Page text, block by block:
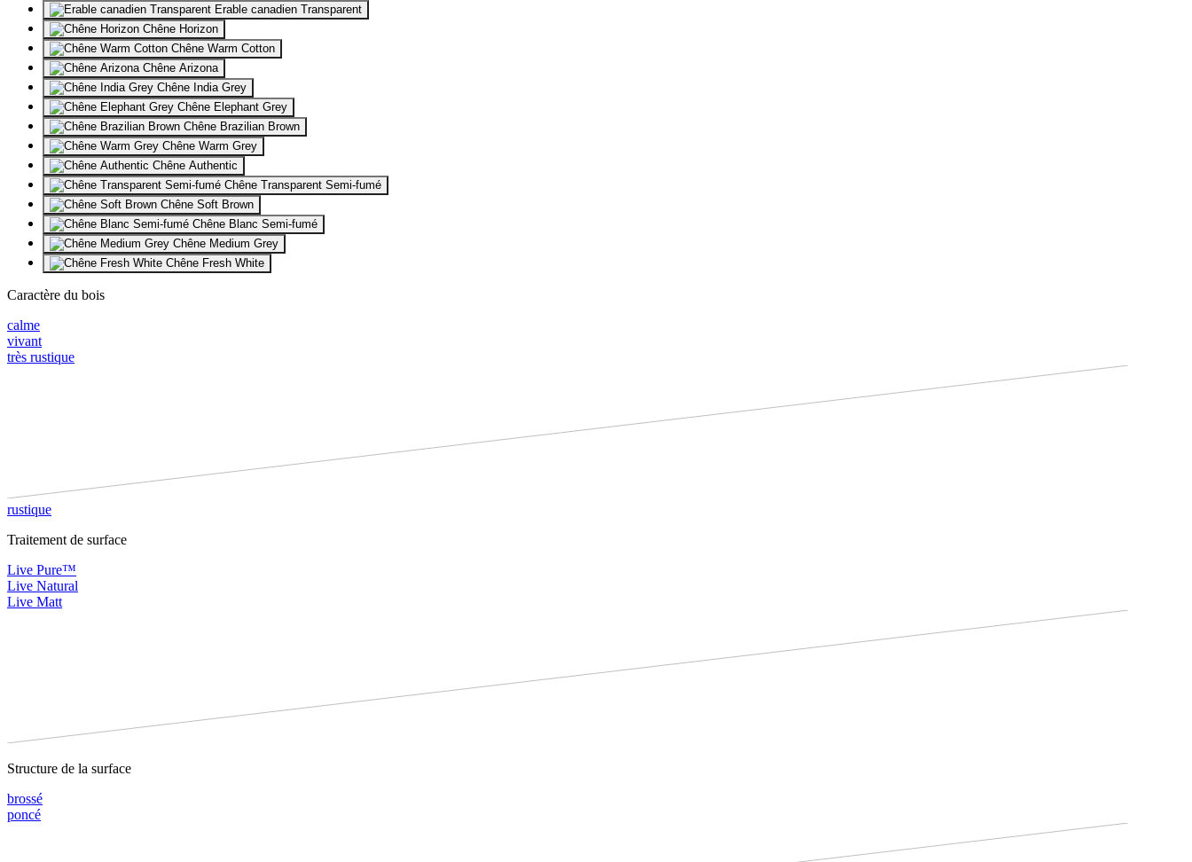
Erable canadien Transparent
Chêne Horizon
Chêne Warm Cotton
Chêne Arizona
Chêne India Grey
Chêne Elephant Grey
Chêne Brazilian Brown
Chêne Warm Grey
Chêne Authentic
Chêne Transparent Semi-fumé
Chêne Soft Brown
Chêne Blanc Semi-fumé
Chêne Medium Grey
Chêne Fresh White
Caractère du bois
calme
vivant
très rustique
rustique
Traitement de surface
Live Pure™
Live Natural
Live Matt
Structure de la surface
brossé
poncé